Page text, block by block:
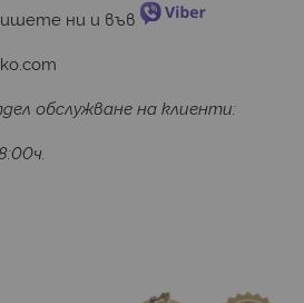
ни и във
обслужване на клиенти: